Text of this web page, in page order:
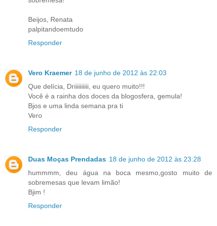
Beijos, Renata
palpitandoemtudo
Responder
Vero Kraemer 18 de junho de 2012 às 22:03
Que delícia, Driiiiiiiiii, eu quero muito!!!
Você é a rainha dos doces da blogosfera, gemula!
Bjos e uma linda semana pra ti
Vero
Responder
Duas Moças Prendadas 18 de junho de 2012 às 23:28
hummmm, deu água na boca mesmo,gosto muito de
sobremesas que levam limão!
Bjim !
Responder